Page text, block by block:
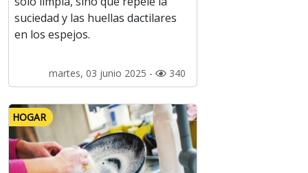
suciedad y las huellas dactilares
en los espejos.
martes, 03 junio 2025 - 340
HOGAR